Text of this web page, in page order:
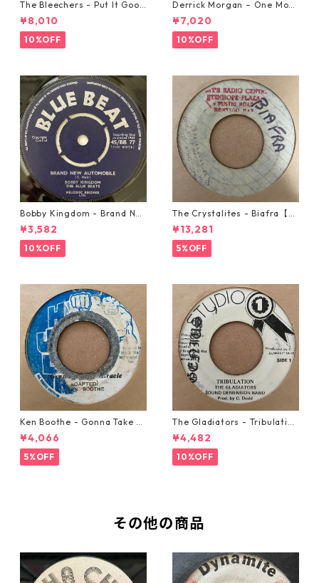
The Bleechers - Put It Good
【7-21637】
¥8,010
10%OFF
Derrick Morgan – One Morn
ing In May【7-21653】
¥7,020
10%OFF
Bobby Kingdom - Brand Ne
w Automobile【7-20889】
¥3,582
10%OFF
The Crystalites - Biafra【7-
21293】
¥13,281
5%OFF
Ken Boothe - Gonna Take A
Miracle【7-21362】
¥4,066
5%OFF
The Gladiators - Tribulation
【7-21365】
¥4,482
10%OFF
その他の商品